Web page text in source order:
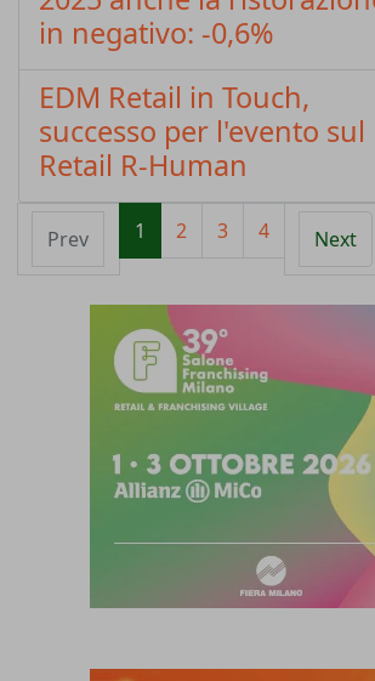
in negativo: -0,6%
EDM Retail in Touch,
successo per l'evento sul
Retail R-Human
Prev 1 2 3 4 Next